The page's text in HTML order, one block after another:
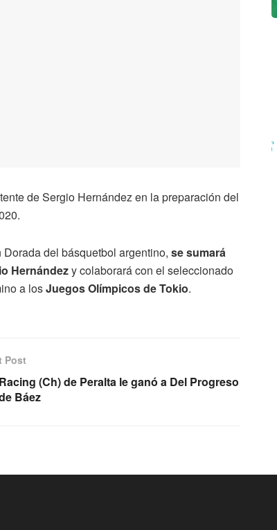
de Sergio Hernández en la preparación del
del básquetbol argentino, se sumará
Hernándezy colaborará con el seleccionado
a losJuegos Olímpicos de Tokio.
Post
Racing (Ch) de Peralta le ganó a Del Progreso
Báez